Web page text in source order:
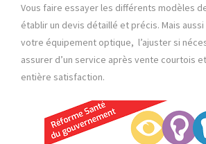
Vous faire essayer les différents modèles
établir un devis détaillé et précis. Mais
votre équipement optique, l’ajuster si
assurer d’un service après vente courtois
entière satisfaction.